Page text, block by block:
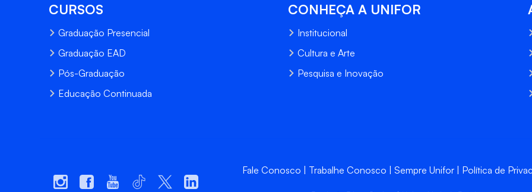
CURSOS
Graduação Presencial
Graduação EAD
Pós-Graduação
Educação Continuada
CONHEÇA A UNIFOR
Institucional
Cultura e Arte
Pesquisa e Inovação
Fale Conosco Trabalhe Conosco Sempre Unifor Política de